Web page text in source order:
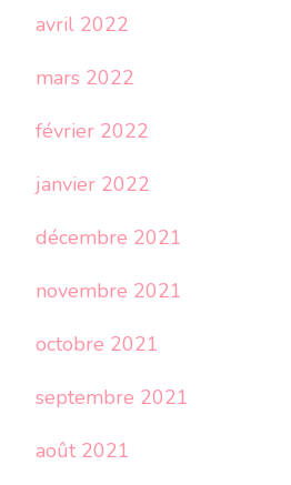
avril 2022
mars 2022
février 2022
janvier 2022
décembre 2021
novembre 2021
octobre 2021
septembre 2021
août 2021